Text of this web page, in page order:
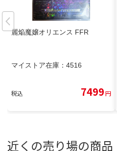
麗焔魔嬢オリエンス FFR
マイストア在庫： 4516
税込 7499円
近くの売り場の商品